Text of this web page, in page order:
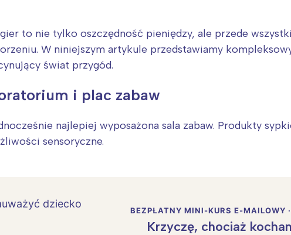
to nie tylko oszczędność pieniędzy, ale przede
W niniejszym artykule przedstawiamy
świat przygód.
i plac zabaw
najlepiej wyposażona sala zabaw. Produkty
sensoryczne.
BEZPŁATNY MINI-KURS E-MAILOWY
Krzyczę, chociaż